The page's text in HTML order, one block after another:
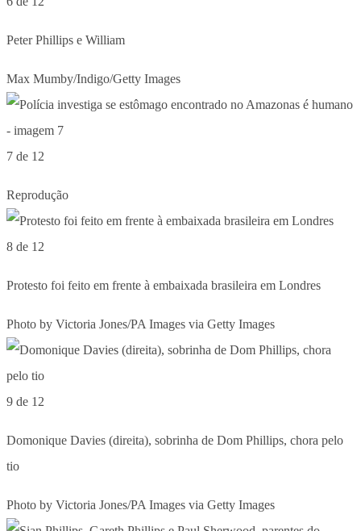
Peter Phillips e William
Max Mumby/Indigo/Getty Images
7 de 12
Reprodução
8 de 12
Protesto foi feito em frente à embaixada brasileira em Londres
Photo by Victoria Jones/PA Images via Getty Images
9 de 12
Domonique Davies (direita), sobrinha de Dom Phillips, chora pelo
tio
Photo by Victoria Jones/PA Images via Getty Images